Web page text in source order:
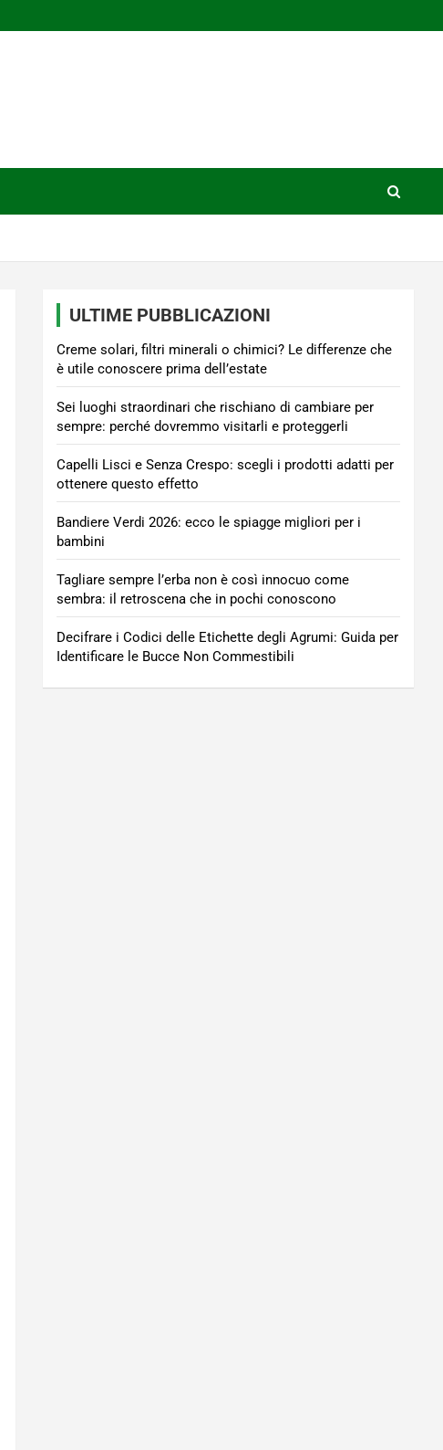
ULTIME PUBBLICAZIONI
Creme solari, filtri minerali o chimici? Le differenze che
è utile conoscere prima dell’estate
Sei luoghi straordinari che rischiano di cambiare per
sempre: perché dovremmo visitarli e proteggerli
Capelli Lisci e Senza Crespo: scegli i prodotti adatti per
ottenere questo effetto
Bandiere Verdi 2026: ecco le spiagge migliori per i
bambini
Tagliare sempre l’erba non è così innocuo come
sembra: il retroscena che in pochi conoscono
Decifrare i Codici delle Etichette degli Agrumi: Guida per
Identificare le Bucce Non Commestibili